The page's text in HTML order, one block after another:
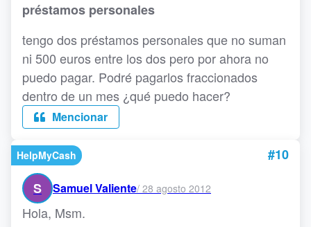
préstamos personales
tengo dos préstamos personales que no suman
ni 500 euros entre los dos pero por ahora no
puedo pagar. Podré pagarlos fraccionados
dentro de un mes ¿qué puedo hacer?
Mencionar
HelpMyCash
#10
S
Samuel Valiente/ 28 agosto 2012
Hola, Msm.